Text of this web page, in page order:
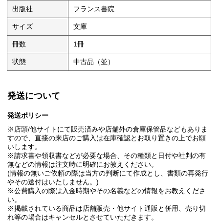
出版社 フランス書院
サイズ 文庫
冊数 1冊
状態 中古品（並）
発送について
発送ポリシー
※店頭/他サイトにて販売済みや店舗外の倉庫保管品などもありま
すので、直接の来店のご購入は在庫確認とお取り置きの上でお願
いします。
※請求書や領収書などが必要な場合、その種類と日付や社判の有
無などの情報は注文時に明確にお教えください。
(情報の無いご依頼の際は当方の判断にて作成とし、書類の再発行
やその送付はいたしません。)
※公費購入の際は入金時期やその名義などの情報をお教えくださ
い。
※掲載されている商品は店舗販売・他サイト通販と併用、売り切
れ等の場合はキャンセルとさせていただきます。